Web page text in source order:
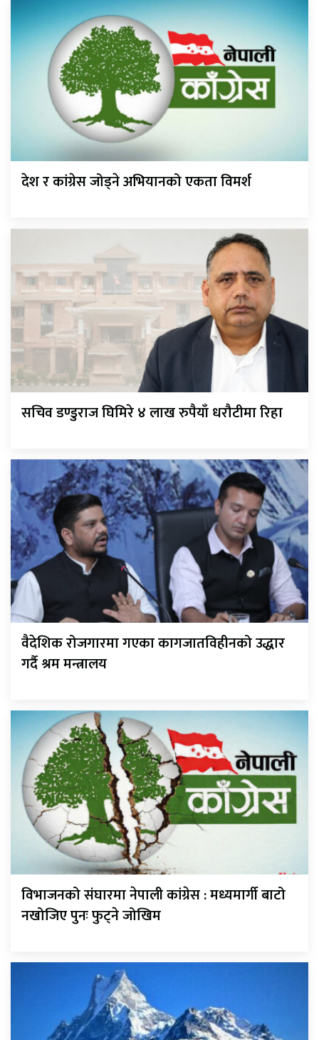
देश र कांग्रेस जोड्ने अभियानको एकता विमर्श
सचिव डण्डुराज घिमिरे ४ लाख रुपैयाँ धरौटीमा रिहा
वैदेशिक रोजगारमा गएका कागजातविहीनको उद्धार
गर्दै श्रम मन्त्रालय
विभाजनको संघारमा नेपाली कांग्रेस : मध्यमार्गी बाटो
नखोजिए पुनः फुट्ने जोखिम